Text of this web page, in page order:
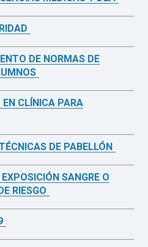
DE NORMAS DE
CLÍNICA PARA
DE PABELLÓN
SANGRE O
RIESGO